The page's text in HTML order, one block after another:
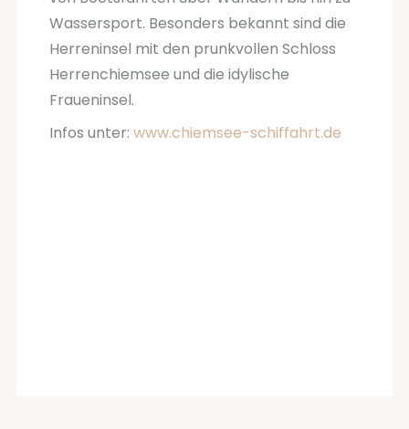
Wassersport. Besonders bekannt sind die
Herreninsel mit den prunkvollen Schloss
Herrenchiemsee und die idylische
Fraueninsel.
Infos unter: www.chiemsee-schiffahrt.de